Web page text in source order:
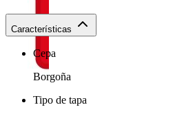
Características
Cepa
Borgoña
Tipo de tapa